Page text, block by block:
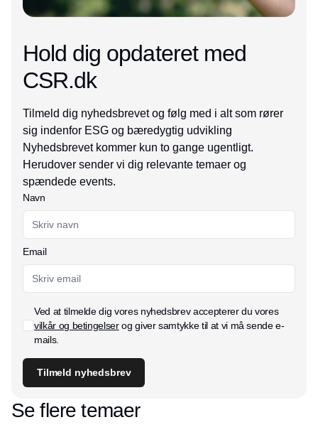
Hold dig opdateret med
CSR.dk
Tilmeld dig nyhedsbrevet og følg med i alt som rører
sig indenfor ESG og bæredygtig udvikling
Nyhedsbrevet kommer kun to gange ugentligt.
Herudover sender vi dig relevante temaer og
spændede events.
Navn
Email
Ved at tilmelde dig vores nyhedsbrev accepterer du vores
vilkår og betingelserog giver samtykke til at vi må sende e-
mails.
Tilmeld nyhedsbrev
Se flere temaer